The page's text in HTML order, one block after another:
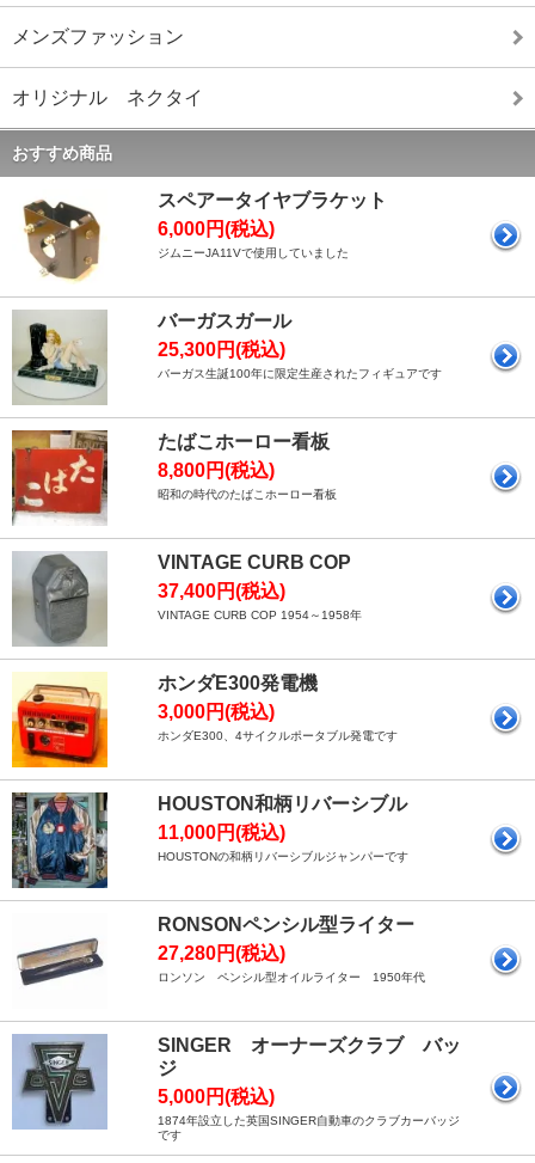
メンズファッション
オリジナル ネクタイ
おすすめ商品
スペアータイヤブラケット
6,000円(税込)
ジムニーJA11Vで使用していました
バーガスガール
25,300円(税込)
バーガス生誕100年に限定生産されたフィギュアです
たばこホーロー看板
8,800円(税込)
昭和の時代のたばこホーロー看板
VINTAGE CURB COP
37,400円(税込)
VINTAGE CURB COP 1954～1958年
ホンダE300発電機
3,000円(税込)
ホンダE300、4サイクルポータブル発電です
HOUSTON和柄リバーシブル
11,000円(税込)
HOUSTONの和柄リバーシブルジャンパーです
RONSONペンシル型ライター
27,280円(税込)
ロンソン ペンシル型オイルライター 1950年代
SINGER オーナーズクラブ バッ
ジ
5,000円(税込)
1874年設立した英国SINGER自動車のクラブカーバッジ
です